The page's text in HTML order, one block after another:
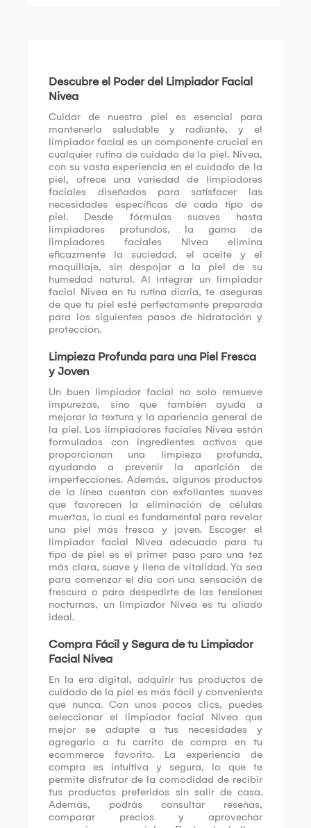
Descubre el Poder del Limpiador Facial
Nivea
Cuidar de nuestra piel es esencial para
mantenerla saludable y radiante, y el
limpiador facial es un componente crucial en
cualquier rutina de cuidado de la piel. Nivea,
con su vasta experiencia en el cuidado de la
piel, ofrece una variedad de limpiadores
faciales diseñados para satisfacer las
necesidades específicas de cada tipo de
piel. Desde fórmulas suaves hasta
limpiadores profundos, la gama de
limpiadores faciales Nivea elimina
eficazmente la suciedad, el aceite y el
maquillaje, sin despojar a la piel de su
humedad natural. Al integrar un limpiador
facial Nivea en tu rutina diaria, te aseguras
de que tu piel esté perfectamente preparada
para los siguientes pasos de hidratación y
protección.
Limpieza Profunda para una Piel Fresca
y Joven
Un buen limpiador facial no solo remueve
impurezas, sino que también ayuda a
mejorar la textura y la apariencia general de
la piel. Los limpiadores faciales Nivea están
formulados con ingredientes activos que
proporcionan una limpieza profunda,
ayudando a prevenir la aparición de
imperfecciones. Además, algunos productos
de la línea cuentan con exfoliantes suaves
que favorecen la eliminación de células
muertas, lo cual es fundamental para revelar
una piel más fresca y joven. Escoger el
limpiador facial Nivea adecuado para tu
tipo de piel es el primer paso para una tez
más clara, suave y llena de vitalidad. Ya sea
para comenzar el día con una sensación de
frescura o para despedirte de las tensiones
nocturnas, un limpiador Nivea es tu aliado
ideal.
Compra Fácil y Segura de tu Limpiador
Facial Nivea
En la era digital, adquirir tus productos de
cuidado de la piel es más fácil y conveniente
que nunca. Con unos pocos clics, puedes
seleccionar el limpiador facial Nivea que
mejor se adapte a tus necesidades y
agregarlo a tu carrito de compra en tu
ecommerce favorito. La experiencia de
compra es intuitiva y segura, lo que te
permite disfrutar de la comodidad de recibir
tus productos preferidos sin salir de casa.
Además, podrás consultar reseñas,
comparar precios y aprovechar